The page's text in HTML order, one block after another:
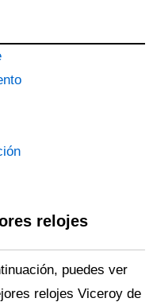
relojes
puedes ver
relojes Viceroy de